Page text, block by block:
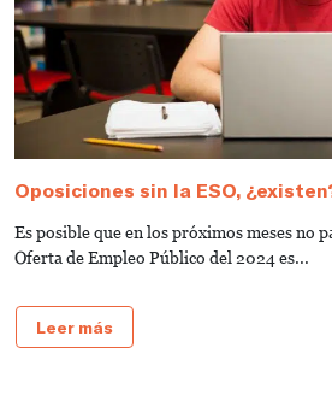
Oposiciones sin la ESO,
Es posible que en los próximos meses no
Oferta de Empleo Público del 2024 es...
Leer más